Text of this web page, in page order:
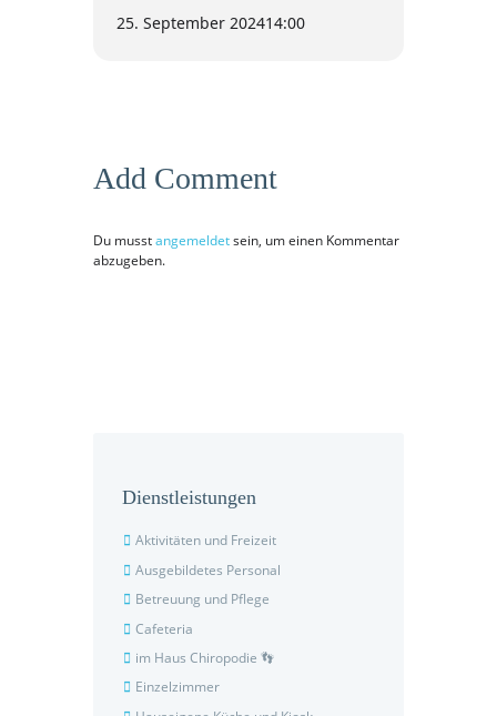
25. September 202414:00
Add Comment
Du musstangemeldetsein, um einen Kommentar
abzugeben.
Dienstleistungen
Aktivitäten und Freizeit
Ausgebildetes Personal
Betreuung und Pflege
Cafeteria
im Haus Chiropodie 👣
Einzelzimmer